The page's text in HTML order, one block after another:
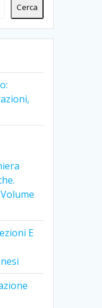
Cerca
E